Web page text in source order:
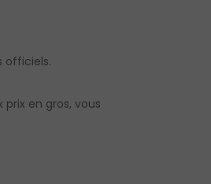
officiels.
en gros, vous